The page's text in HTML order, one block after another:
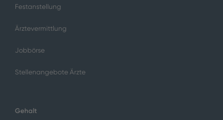
Festanstellung
Ärztevermittlung
Jobbörse
Stellenangebote Ärzte
Gehalt